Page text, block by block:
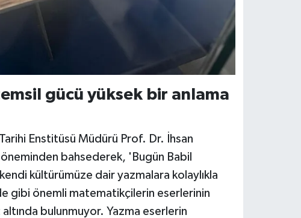
gücü yüksek bir anlama
Enstitüsü Müdürü Prof. Dr. İhsan
bahsederek, 'Bugün Babil
kültürümüze dair yazmalara kolaylıkla
gibi önemli matematikçilerin eserlerinin
bulunmuyor. Yazma eserlerin